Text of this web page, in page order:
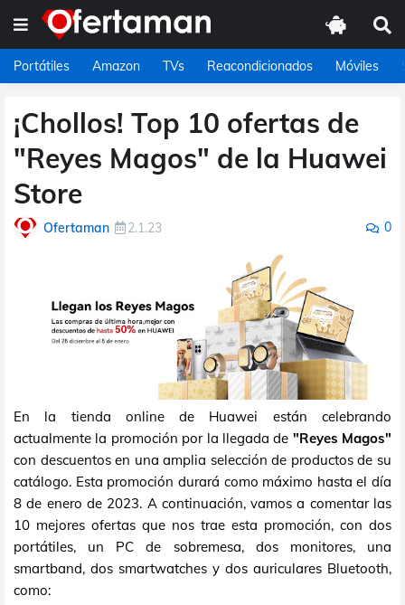
Portátiles Amazon TVs Reacondicionados Móviles
¡Chollos! Top 10 ofertas de
"Reyes Magos" de la Huawei
Store
Ofertaman 2.1.23 0
En la tienda online de Huawei están celebrando
actualmente la promoción por la llegada de "Reyes Magos"
con descuentos en una amplia selección de productos de su
catálogo. Esta promoción durará como máximo hasta el día
8 de enero de 2023. A continuación, vamos a comentar las
10 mejores ofertas que nos trae esta promoción, con dos
portátiles, un PC de sobremesa, dos monitores, una
smartband, dos smartwatches y dos auriculares Bluetooth,
como: